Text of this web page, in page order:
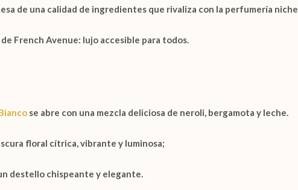
de una calidad de ingredientes que rivaliza con la perfumería niche.
French Avenue: lujo accesible para todos
se abre con una mezcla deliciosa de neroli, bergamota y leche
floral cítrica, vibrante y luminosa;
destello chispeante y elegante.